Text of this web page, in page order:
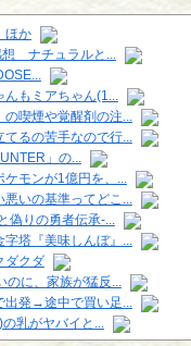
ほか
想 ナチュラルと...
んもミアちゃん(1...
の喫煙や覚醒剤の注...
てるの苦手なので行...
」の...
ケモンが1億円を、...
悪いの基準ってどこ...
偽りの勇者伝承-...
字塔『美味しんぼ』...
ダクダ
のに、家族が猛反...
出発→途中で買い足...
の乳がヤバイと...